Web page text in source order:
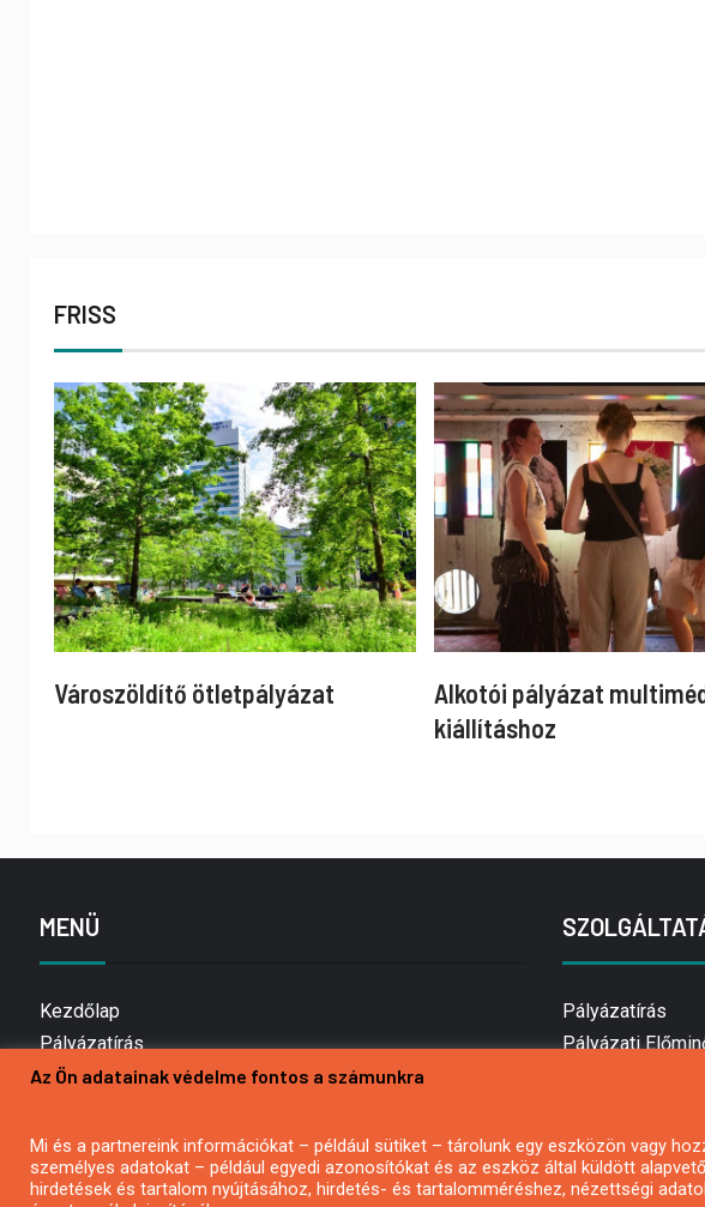
FRISS
Városzöldítő ötletpályázat
Alkotói pályázat
kiállításhoz
MENÜ
Kezdőlap
Pályázatírás
Bemutatkozás
Hírlevél feliratkozás
Impresszum
Pályázatírás
Pályázati
Mezőgazdasági
Pályázatírás
Az Ön adatainak védelme fontos a számunkra
Mi és a partnereink információkat – például sütiket – tárolunk egy eszközön vagy
személyes adatokat – például egyedi azonosítókat és az eszköz által küldött
hirdetések és tartalom nyújtásához, hirdetés- és tartalomméréshez, nézettségi